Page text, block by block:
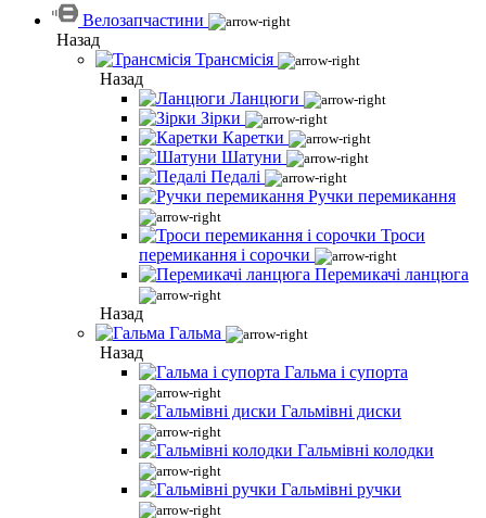
Велозапчастини
Назад
Трансмісія
Назад
Ланцюги
Зірки
Каретки
Шатуни
Педалі
Ручки перемикання
Троси
перемикання і сорочки
Перемикачі ланцюга
Назад
Гальма
Назад
Гальма і супорта
Гальмівні диски
Гальмівні колодки
Гальмівні ручки